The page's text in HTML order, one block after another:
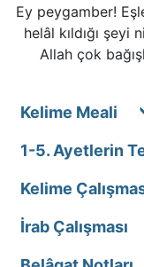
Ey peygamber!
helâl kıldığı
Allah çok
Kelime Meali
1-5. Ayetlerin
Kelime
İrab Çalışması